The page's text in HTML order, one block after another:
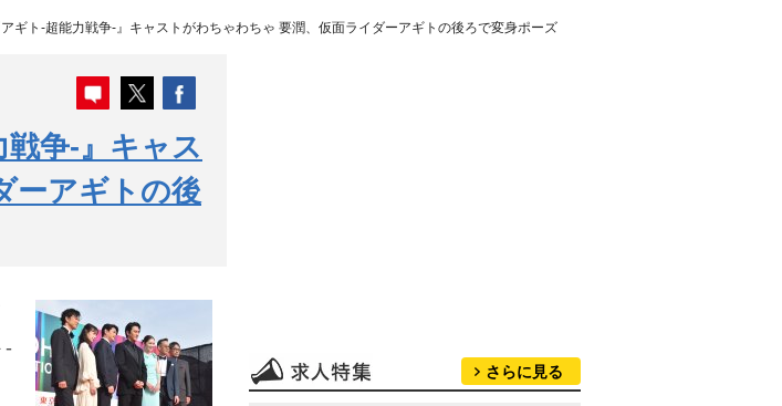
アギト-超能力戦争-』キャストがわちゃわちゃ 要潤、仮面ライダーアギトの後ろで変身ポーズ
戦争-』キャス
ーアギトの後
-
さらに見る